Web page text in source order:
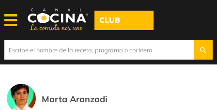
CLUB
Marta Aranzadi